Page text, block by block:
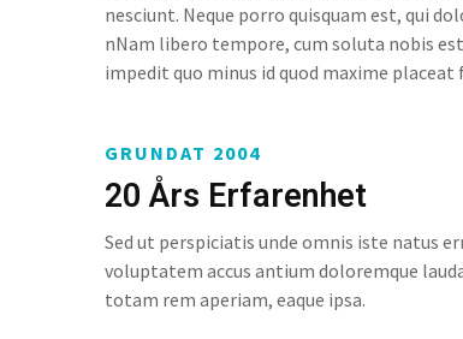
nesciunt. Neque porro quisquam est, qui
nNam libero tempore, cum soluta nobis
impedit quo minus id quod maxime placeat
GRUNDAT 2004
20 Års Erfarenhet
Sed ut perspiciatis unde omnis iste natus
voluptatem accus antium doloremque
totam rem aperiam, eaque ipsa.